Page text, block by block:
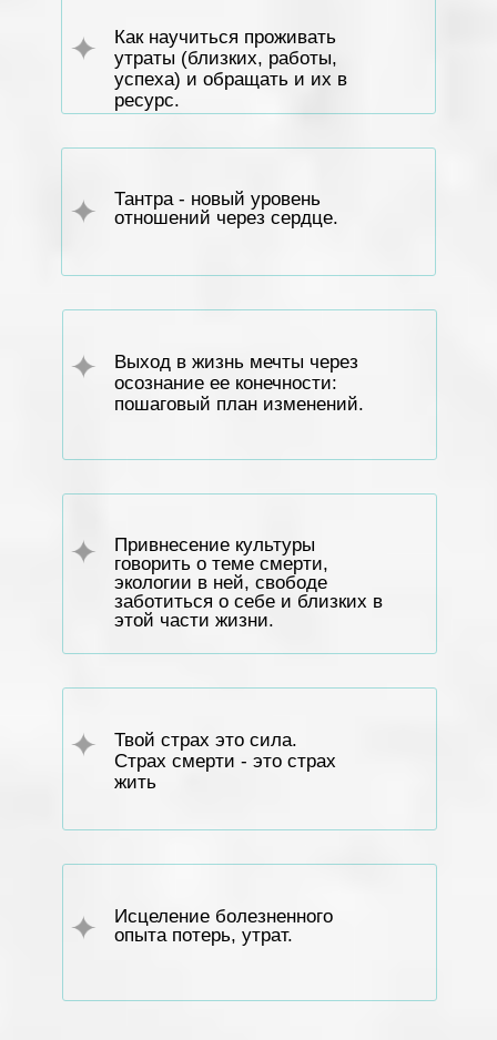
Как научиться проживать
утраты (близких, работы,
успеха) и обращать и их в
ресурс.
Тантра - новый уровень
отношений через сердце.
Выход в жизнь мечты через
осознание ее конечности:
пошаговый план изменений.
Привнесение культуры
говорить о теме смерти,
экологии в ней, свободе
заботиться о себе и близких в
этой части жизни.
Твой страх это сила.
Страх смерти - это страх
жить
Исцеление болезненного
опыта потерь, утрат.